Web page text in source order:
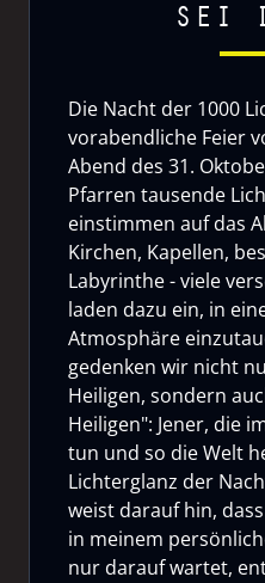
SEI
Die Nacht der 1000
vorabendliche Feier
Abend des 31.
Pfarren tausende
einstimmen auf das
Kirchen, Kapellen,
Labyrinthe - viele
laden dazu ein, in
Atmosphäre
gedenken wir nicht
Heiligen, sondern
Heiligen": Jener, die
tun und so die Welt
Lichterglanz der
weist darauf hin,
in meinem
nur darauf wartet,